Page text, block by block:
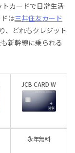
カードで日常生活
は三井住友カード
、どれもクレジット
新幹線に乗られる
JCB CARD W
永年無料